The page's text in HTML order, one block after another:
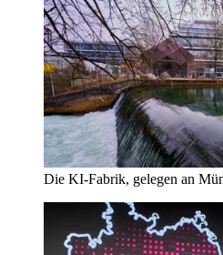
Die KI-Fabrik, gelegen an